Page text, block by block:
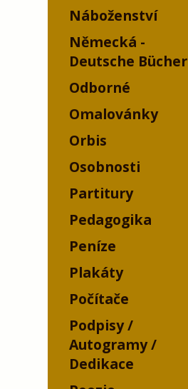
Náboženství
Německá -
Deutsche Bücher
Odborné
Omalovánky
Orbis
Osobnosti
Partitury
Pedagogika
Peníze
Plakáty
Počítače
Podpisy /
Autogramy /
Dedikace